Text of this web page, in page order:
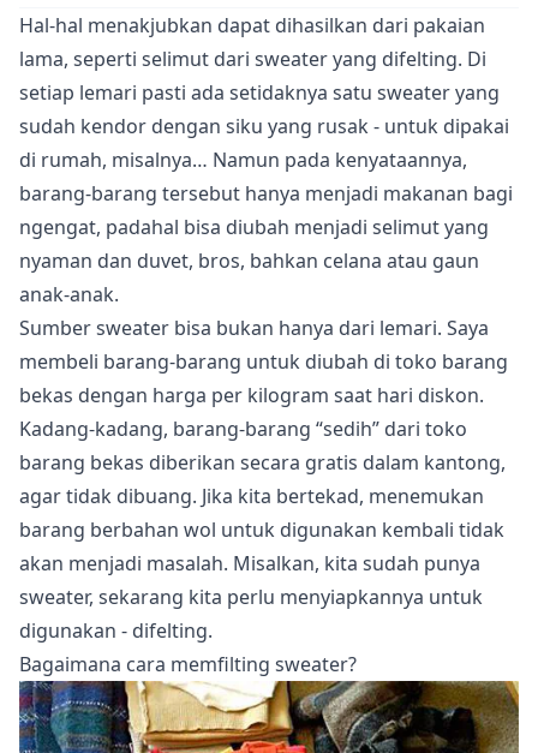
Hal-hal menakjubkan dapat dihasilkan dari pakaian
lama, seperti selimut dari sweater yang difelting. Di
setiap lemari pasti ada setidaknya satu sweater yang
sudah kendor dengan siku yang rusak - untuk dipakai
di rumah, misalnya… Namun pada kenyataannya,
barang-barang tersebut hanya menjadi makanan bagi
ngengat, padahal bisa diubah menjadi selimut yang
nyaman dan duvet, bros, bahkan celana atau gaun
anak-anak.
Sumber sweater bisa bukan hanya dari lemari. Saya
membeli barang-barang untuk diubah di toko barang
bekas dengan harga per kilogram saat hari diskon.
Kadang-kadang, barang-barang “sedih” dari toko
barang bekas diberikan secara gratis dalam kantong,
agar tidak dibuang. Jika kita bertekad, menemukan
barang berbahan wol untuk digunakan kembali tidak
akan menjadi masalah. Misalkan, kita sudah punya
sweater, sekarang kita perlu menyiapkannya untuk
digunakan - difelting.
Bagaimana cara memfilting sweater?